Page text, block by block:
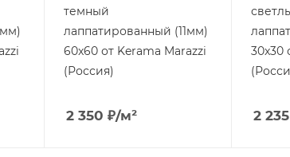
темный
лаппатированный (11мм)
60x60 от Kerama Marazzi
(Россия)
2 350 ₽/м²
30x30
2 235